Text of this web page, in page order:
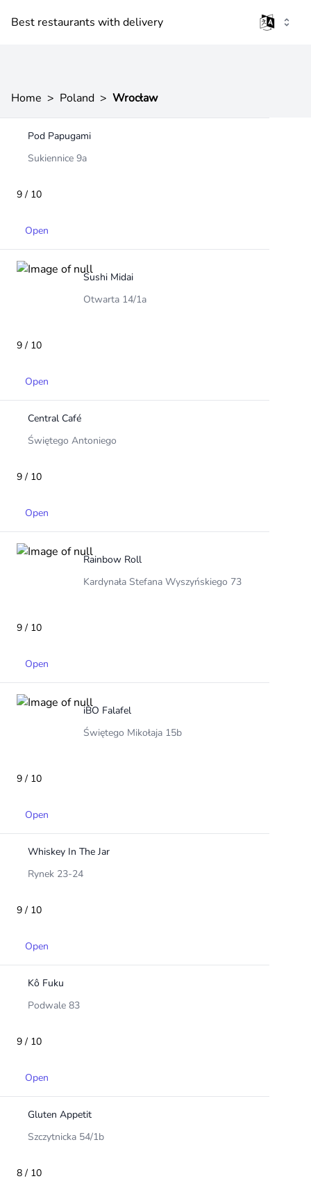
Best restaurants with delivery
Home > Poland > Wrocław
Pod Papugami
Sukiennice 9a
9 / 10
Open
Sushi Midai
Otwarta 14/1a
9 / 10
Open
Central Café
Świętego Antoniego
9 / 10
Open
Rainbow Roll
Kardynała Stefana Wyszyńskiego 73
9 / 10
Open
iBO Falafel
Świętego Mikołaja 15b
9 / 10
Open
Whiskey In The Jar
Rynek 23-24
9 / 10
Open
Kô Fuku
Podwale 83
9 / 10
Open
Gluten Appetit
Szczytnicka 54/1b
8 / 10